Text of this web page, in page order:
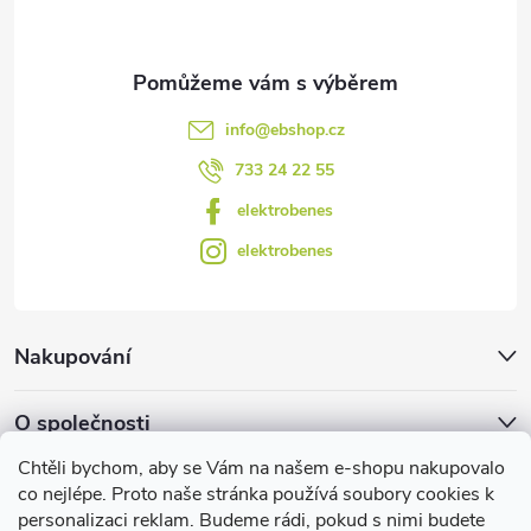
Chtěli bychom, aby se Vám na našem e-shopu nakupovalo
co nejlépe. Proto naše stránka používá soubory cookies k
personalizaci reklam. Budeme rádi, pokud s nimi budete
u
Nakupování
O společnosti
Facebook
info@ebshop.cz
733 24 22 55
elektrobenes
elektrobenes